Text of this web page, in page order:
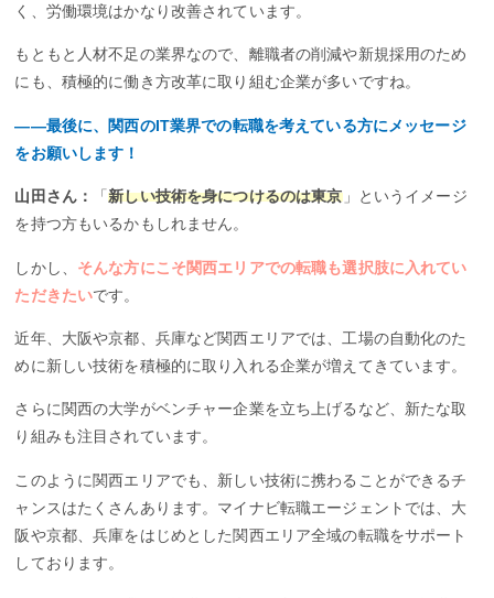
く、労働環境はかなり改善されています。
もともと人材不足の業界なので、離職者の削減や新規採用のため
にも、積極的に働き方改革に取り組む企業が多いですね。
――最後に、関西のIT業界での転職を考えている方にメッセージ
をお願いします！
山田さん： 「新しい技術を身につけるのは東京」というイメージ
を持つ方もいるかもしれません。
しかし、 そんな方にこそ関西エリアでの転職も選択肢に入れてい
ただきたいです。
近年、大阪や京都、兵庫など関西エリアでは、工場の自動化のた
めに新しい技術を積極的に取り入れる企業が増えてきています。
さらに関西の大学がベンチャー企業を立ち上げるなど、新たな取
り組みも注目されています。
このように関西エリアでも、新しい技術に携わることができるチ
ャンスはたくさんあります。マイナビ転職エージェントでは、大
阪や京都、兵庫をはじめとした関西エリア全域の転職をサポート
しております。